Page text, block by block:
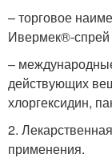
– торговое
Ивермек®-спрей
–
действующих
хлоргексидин,
2.
применения.